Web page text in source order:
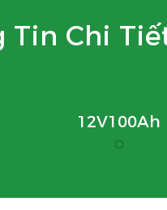
Tin Chi
12V100Ah